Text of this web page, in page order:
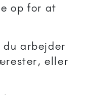
op for at
du arbejder
eller